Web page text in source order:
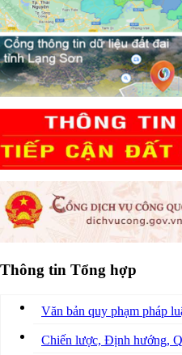
Thông tin Tổng hợp
Văn bản quy phạm pháp
Chiến lược, Định hướng,